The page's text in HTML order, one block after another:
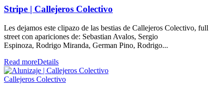
Stripe | Callejeros Colectivo
Les dejamos este clipazo de las bestias de Callejeros Colectivo, full
street con apariciones de: Sebastian Avalos, Sergio
Espinoza, Rodrigo Miranda, German Pino, Rodrigo...
Read moreDetails
Callejeros Colectivo